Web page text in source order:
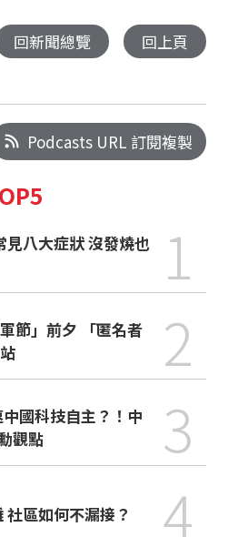
回新聞總覽 回上頁
Podcasts URL 訂閱複製
1
節」前夕 「匿名者
2
觀點
3
區如何不漏接？ 4